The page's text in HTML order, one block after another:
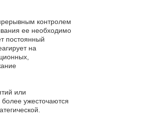
контролем
ее необходимо
постоянный
на
или
ужесточаются